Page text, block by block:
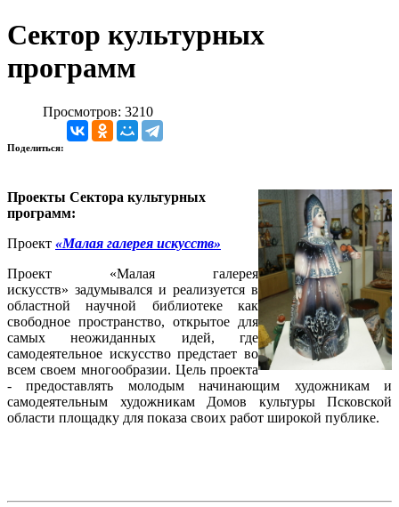
Сектор культурных
программ
Просмотров: 3210
Поделиться:
Проекты Сектора культурных
программ:
Проект «Малая галерея искусств»
Проект «Малая галерея
искусств» задумывался и реализуется в
областной научной библиотеке как
свободное пространство, открытое для
самых неожиданных идей, где
самодеятельное искусство предстает во
всем своем многообразии. Цель проекта
- предоставлять молодым начинающим художникам и
самодеятельным художникам Домов культуры Псковской
области площадку для показа своих работ широкой публике.